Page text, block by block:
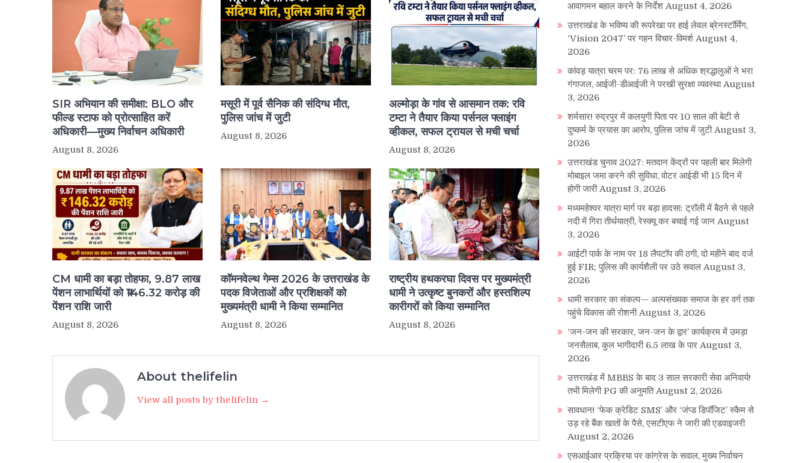
SIR अभियान की समीक्षा: BLO और
फील्ड स्टाफ को प्रोत्साहित करें
अधिकारी—मुख्य निर्वाचन अधिकारी
August 8, 2026
मसूरी में पूर्व सैनिक की संदिग्ध मौत,
पुलिस जांच में जुटी
August 8, 2026
अल्मोड़ा के गांव से आसमान तक: रवि
टम्टा ने तैयार किया पर्सनल फ्लाइंग
व्हीकल, सफल ट्रायल से मची चर्चा
August 8, 2026
CM धामी का बड़ा तोहफा, 9.87 लाख
पेंशन लाभार्थियों को ₹146.32 करोड़ की
पेंशन राशि जारी
August 8, 2026
कॉमनवेल्थ गेम्स 2026 के उत्तराखंड के
पदक विजेताओं और प्रशिक्षकों को
मुख्यमंत्री धामी ने किया सम्मानित
August 8, 2026
राष्ट्रीय हथकरघा दिवस पर मुख्यमंत्री
धामी ने उत्कृष्ट बुनकरों और हस्तशिल्प
कारीगरों को किया सम्मानित
August 8, 2026
About thelifelin
View all posts by thelifelin →
आवागमन बहाल करने के निर्देश August 4, 2026
उत्तराखंड के भविष्य की रूपरेखा पर हाई लेवल ब्रेनस्टॉर्मिंग,
‘Vision 2047’ पर गहन विचार-विमर्श August 4,
2026
कांवड़ यात्रा चरम पर: 76 लाख से अधिक श्रद्धालुओं ने भरा
गंगाजल, आईजी-डीआईजी ने परखी सुरक्षा व्यवस्था August
3, 2026
शर्मसार! रुद्रपुर में कलयुगी पिता पर 10 साल की बेटी से
दुष्कर्म के प्रयास का आरोप, पुलिस जांच में जुटी August 3,
2026
उत्तराखंड चुनाव 2027: मतदान केंद्रों पर पहली बार मिलेगी
मोबाइल जमा करने की सुविधा, वोटर आईडी भी 15 दिन में
होगी जारी August 3, 2026
मध्यमहेश्वर यात्रा मार्ग पर बड़ा हादसा: ट्रॉली में बैठने से पहले
नदी में गिरा तीर्थयात्री, रेस्क्यू कर बचाई गई जान August
3, 2026
आईटी पार्क के नाम पर 18 लैपटॉप की ठगी, दो महीने बाद दर्ज
हुई FIR; पुलिस की कार्यशैली पर उठे सवाल August 3,
2026
धामी सरकार का संकल्प— अल्पसंख्यक समाज के हर वर्ग तक
पहुंचे विकास की रोशनी August 3, 2026
‘जन-जन की सरकार, जन-जन के द्वार’ कार्यक्रम में उमड़ा
जनसैलाब, कुल भागीदारी 6.5 लाख के पार August 3,
2026
उत्तराखंड में MBBS के बाद 3 साल सरकारी सेवा अनिवार्य!
तभी मिलेगी PG की अनुमति August 2, 2026
सावधान! ‘फेक क्रेडिट SMS’ और ‘जंप्ड डिपॉजिट’ स्कैम से
उड़ रहे बैंक खातों के पैसे, एसटीएफ ने जारी की एडवाइजरी
August 2, 2026
एसआईआर प्रक्रिया पर कांग्रेस के सवाल, मुख्य निर्वाचन